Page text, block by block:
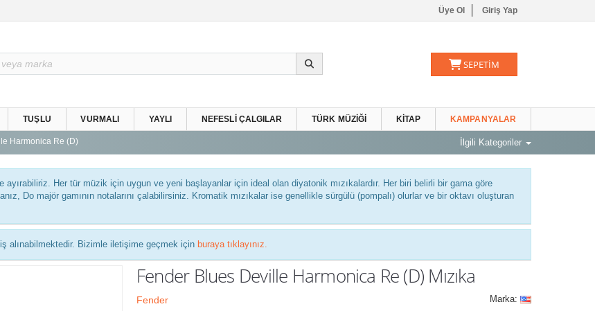
Üye Ol Giriş Yap
SEPETİM
TUŞLU VURMALI YAYLI NEFESLI ÇALGILAR TÜRK MÜZIĞI KITAP KAMPANYALAR
Harmonica Re (D) İlgili Kategoriler
Her tür müzik için uygun ve yeni başlayanlar için ideal olan diyatonik mızıkalardır. Her biri belirli bir gama göre
Do majör gamının notalarını çalabilirsiniz. Kromatik mızıkalar ise genellikle sürgülü (pompalı) olurlar ve bir oktavı oluşturan
alınabilmektedir. Bizimle iletişime geçmek için buraya tıklayınız.
Fender Blues Deville Harmonica Re (D) Mızıka
Fender Marka: